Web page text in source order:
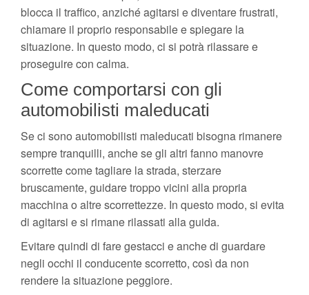
blocca il traffico, anziché agitarsi e diventare frustrati,
chiamare il proprio responsabile e spiegare la
situazione. In questo modo, ci si potrà rilassare e
proseguire con calma.
Come comportarsi con gli
automobilisti maleducati
Se ci sono automobilisti maleducati bisogna rimanere
sempre tranquilli, anche se gli altri fanno manovre
scorrette come tagliare la strada, sterzare
bruscamente, guidare troppo vicini alla propria
macchina o altre scorrettezze. In questo modo, si evita
di agitarsi e si rimane rilassati alla guida.
Evitare quindi di fare gestacci e anche di guardare
negli occhi il conducente scorretto, così da non
rendere la situazione peggiore.